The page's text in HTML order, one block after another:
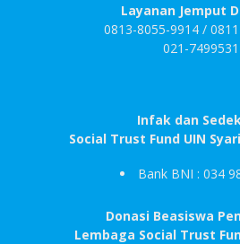
Layanan Jemput
0813-8055-9914 /
021-7499531
Infak dan
Social Trust Fund UIN
Bank BNI : 034
Donasi Beasiswa
Lembaga Social Trust